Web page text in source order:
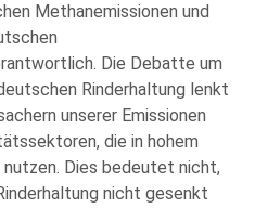
Methanemissionen und
Die Debatte um
Rinderhaltung lenkt
unserer Emissionen
die in hohem
Dies bedeutet nicht,
nicht gesenkt